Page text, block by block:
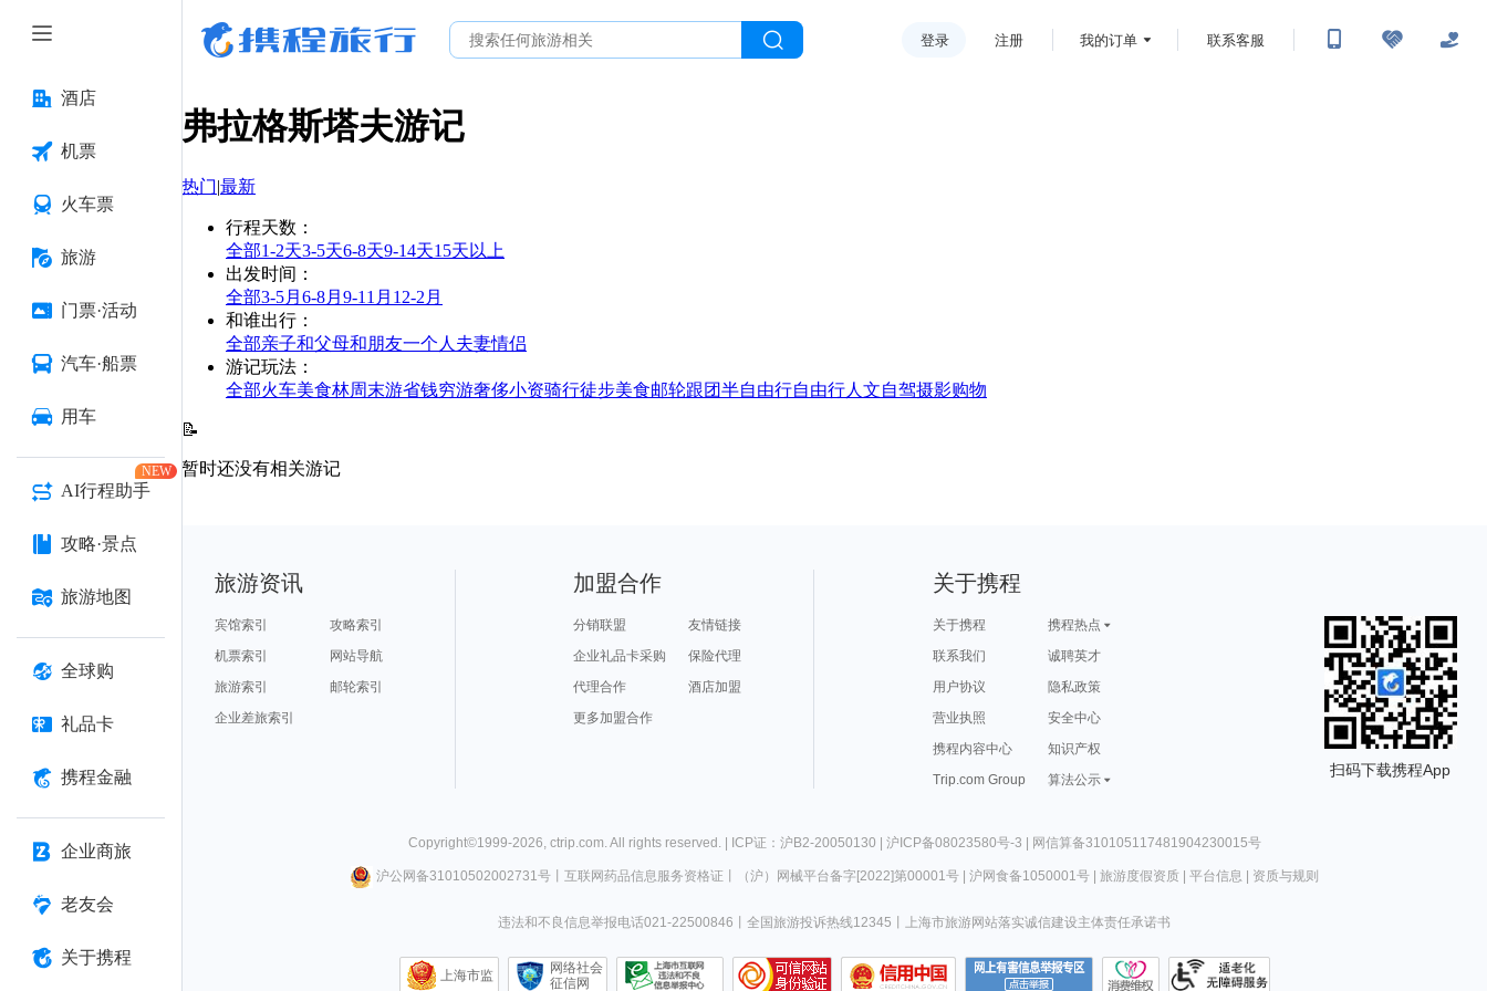
酒店
机票
火车票
旅游
门票·活动
汽车·船票
用车
AI行程助手
NEW
攻略·景点
旅游地图
全球购
礼品卡
携程金融
企业商旅
老友会
关于携程
登录 注册 我的订单 联系客服
弗拉格斯塔夫游记
热门|最新
行程天数 ：
全部1-2天3-5天6-8天9-14天15天以上
出发时间 ：
全部3-5月 6-8月 9-11月 12-2月
和谁出行 ：
全部亲子和父母和朋友一个人 夫妻情侣
游记玩法 ：
全部火车美食林周末游省钱穷游奢侈小资骑行徒步美食邮轮跟团半自由行自由行人文自驾摄影购物
📝
暂时还没有相关游记
旅游资讯
宾馆索引
攻略索引
机票索引
网站导航
旅游索引
邮轮索引
企业差旅索引
加盟合作
分销联盟
友情链接
企业礼品卡采购
保险代理
代理合作
酒店加盟
更多加盟合作
关于携程
关于携程
携程热点
联系我们
诚聘英才
用户协议
隐私政策
营业执照
安全中心
携程内容中心
知识产权
Trip.com Group
算法公示
扫码下载携程App
Copyright©1999-2026, ctrip.com. All rights reserved. | ICP证：沪B2-20050130 | 沪ICP备08023580号-3 | 网信算备310105117481904230015号
沪公网备31010502002731号丨 互联网药品信息服务资格证 （沪）网械平台备字[2022]第00001号| 沪网食备1050001号| 旅游度假资质| 平台信息 资质与规则
违法和不良信息举报电话021-22500846 全国旅游投诉热线12345 上海市旅游网站落实诚信建设主体责任承诺书
上海市监
网络社会
征信网